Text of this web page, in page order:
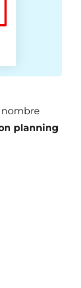
nombre
planning